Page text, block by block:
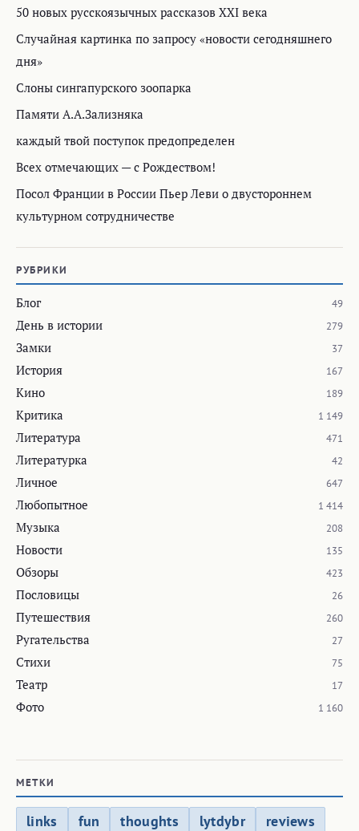
50 новых русскоязычных рассказов XXI века
Случайная картинка по запросу «новости сегодняшнего
дня»
Слоны сингапурского зоопарка
Памяти А.А.Зализняка
каждый твой поступок предопределен
Всех отмечающих — с Рождеством!
Посол Франции в России Пьер Леви о двустороннем
культурном сотрудничестве
РУБРИКИ
Блог 49
День в истории 279
Замки 37
История 167
Кино 189
Критика 1 149
Литература 471
Литературка 42
Личное 647
Любопытное 1 414
Музыка 208
Новости 135
Обзоры 423
Пословицы 26
Путешествия 260
Ругательства 27
Стихи 75
Театр 17
Фото 1 160
МЕТКИ
links fun thoughts lytdybr
reviews